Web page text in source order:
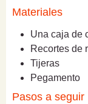
Materiales
Una caja de
Recortes de
Tijeras
Pegamento
Pasos a seguir